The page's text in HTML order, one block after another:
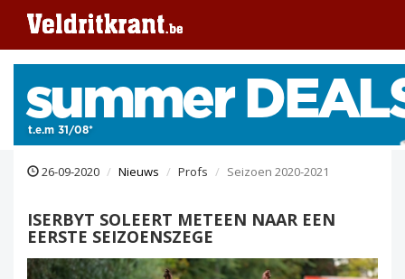
26-09-2020 Nieuws Profs Seizoen 2020-2021
ISERBYT SOLEERT METEEN NAAR EEN
EERSTE SEIZOENSZEGE